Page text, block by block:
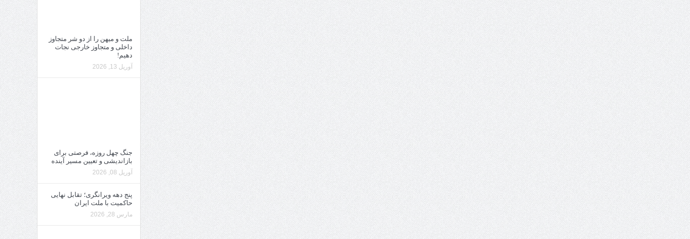
ملت و میهن را از دو شر متجاوز
داخلی و متجاوز خارجی نجات
دهیم!
آوریل 13, 2026
جنگ چهل روزه، فرصتی برای
بازاندیشی و تعیین مسیر آینده
آوریل 08, 2026
پنج دهه ویرانگری؛ تقابل نهایی
حاکمیت با ملت ایران
مارس 28, 2026